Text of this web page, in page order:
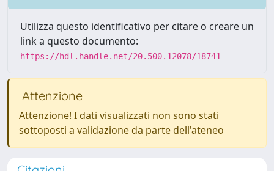
Utilizza questo identificativo per citare o creare un
link a questo documento:
https://hdl.handle.net/20.500.12078/18741
Attenzione
Attenzione! I dati visualizzati non sono stati
sottoposti a validazione da parte dell'ateneo